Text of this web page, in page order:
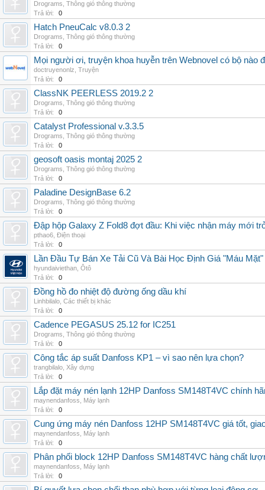
Drograms Thông gió thông thường
Trả lời:
0
Hatch PneuCalc v8.0.3 2
Drograms Thông gió thông thường
Trả lời:
0
Mọi người ơi, truyện khoa huyễn trên Webnovel có bộ nào
doctruyenonlz Truyện
Trả lời:
0
ClassNK PEERLESS 2019.2 2
Drograms Thông gió thông thường
Trả lời:
0
Catalyst Professional v.3.3.5
Drograms Thông gió thông thường
Trả lời:
0
geosoft oasis montaj 2025 2
Drograms Thông gió thông thường
Trả lời:
0
Paladine DesignBase 6.2
Drograms Thông gió thông thường
Trả lời:
0
Đập hộp Galaxy Z Fold8 đợt đầu: Khi việc nhận máy mới
pthao6 Điện thoại
Trả lời:
0
Lần Đầu Tự Bán Xe Tải Cũ Và Bài Học Định Giá "Máu
hyundaiviethan Ôtô
Trả lời:
0
Đồng hồ đo nhiệt độ đường ống dầu khí
Linhbilalo Các thiết bị khác
Trả lời:
0
Cadence PEGASUS 25.12 for IC251
Drograms Thông gió thông thường
Trả lời:
0
Công tắc áp suất Danfoss KP1 – vì sao nên lựa chọn?
trangbilalo Xây dựng
Trả lời:
0
Lắp đặt máy nén lạnh 12HP Danfoss SM148T4VC chính
maynendanfoss
Máy lạnh
Trả lời:
0
Cung ứng máy nén Danfoss 12HP SM148T4VC giá tốt,
maynendanfoss
Máy lạnh
Trả lời:
0
Phân phối block 12HP Danfoss SM148T4VC hàng chất
maynendanfoss
Máy lạnh
Trả lời:
0